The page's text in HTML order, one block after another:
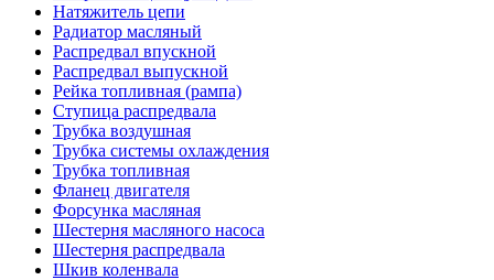
Натяжитель цепи
Радиатор масляный
Распредвал впускной
Распредвал выпускной
Рейка топливная (рампа)
Ступица распредвала
Трубка воздушная
Трубка системы охлаждения
Трубка топливная
Фланец двигателя
Форсунка масляная
Шестерня масляного насоса
Шестерня распредвала
Шкив коленвала